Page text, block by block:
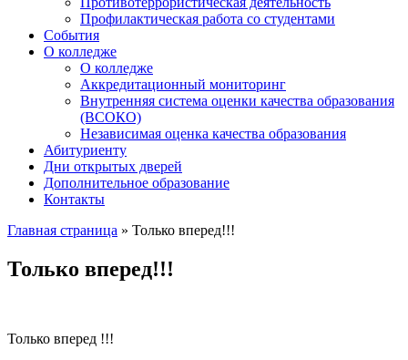
Профилактическая работа со студентами
События
О колледже
О колледже
Аккредитационный мониторинг
Внутренняя система оценки качества образования
(ВСОКО)
Независимая оценка качества образования
Абитуриенту
Дни открытых дверей
Дополнительное образование
Контакты
Главная страница » Только вперед!!!
Только вперед!!!
Только вперед !!!